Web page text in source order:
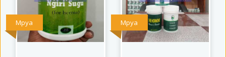
Mpya Mpya